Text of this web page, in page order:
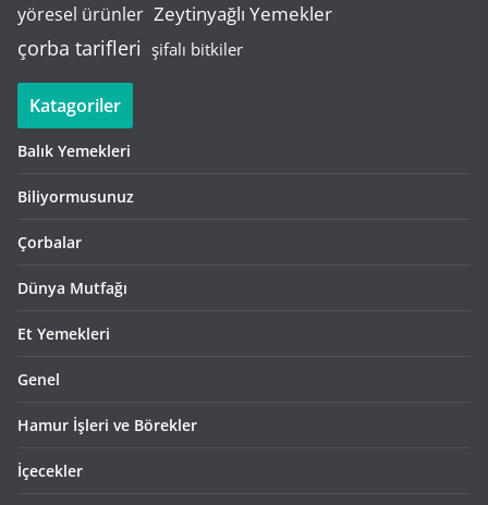
yöresel ürünler Zeytinyağlı Yemekler
çorba tarifleri şifalı bitkiler
Katagoriler
Balık Yemekleri
Biliyormusunuz
Çorbalar
Dünya Mutfağı
Et Yemekleri
Genel
Hamur İşleri ve Börekler
İçecekler